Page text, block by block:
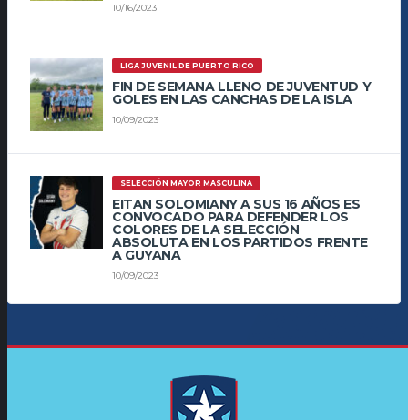
10/16/2023
LIGA JUVENIL DE PUERTO RICO
FIN DE SEMANA LLENO DE JUVENTUD Y
GOLES EN LAS CANCHAS DE LA ISLA
10/09/2023
SELECCIÓN MAYOR MASCULINA
EITAN SOLOMIANY A SUS 16 AÑOS ES
CONVOCADO PARA DEFENDER LOS
COLORES DE LA SELECCIÓN
ABSOLUTA EN LOS PARTIDOS FRENTE
A GUYANA
10/09/2023